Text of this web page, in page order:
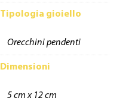
Tipologia gioiello
Orecchini pendenti
Dimensioni
5 cm x 12 cm